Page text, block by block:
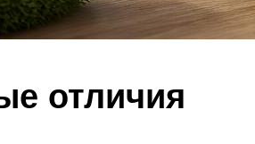
отличия